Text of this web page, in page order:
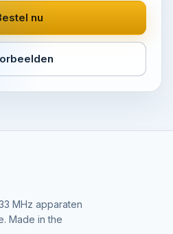
nu
MHz apparaten
Made in the